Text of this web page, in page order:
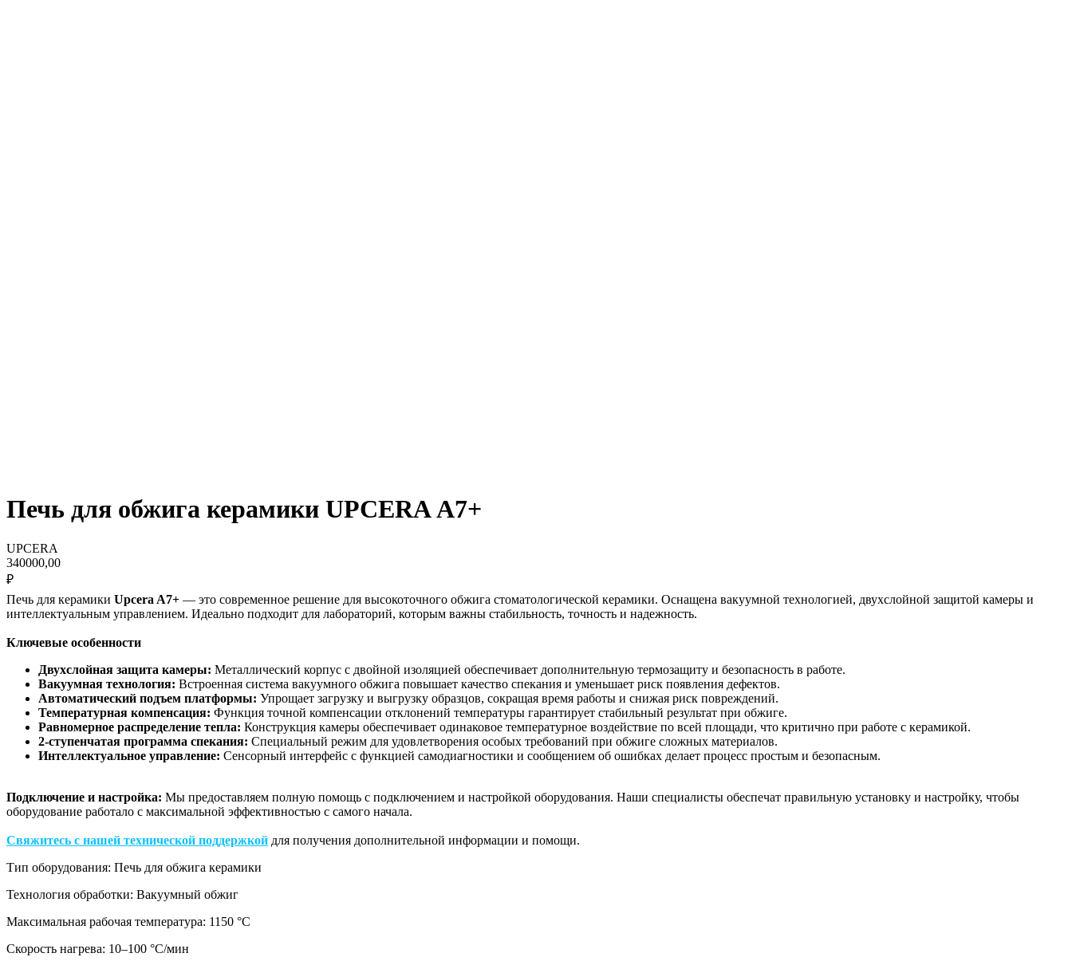
Печь для обжига керамики UPCERA А7+
UPCERA
340000,00
₽‎
Печь для керамики Upcera A7+ — это современное решение для высокоточного обжига стоматологической керамики. Оснащена вакуумной технологией, двухслойной защитой камеры и
интеллектуальным управлением. Идеально подходит для лабораторий, которым важны стабильность, точность и надежность.
Ключевые особенности
Двухслойная защита камеры: Металлический корпус с двойной изоляцией обеспечивает дополнительную термозащиту и безопасность в работе.
Вакуумная технология: Встроенная система вакуумного обжига повышает качество спекания и уменьшает риск появления дефектов.
Автоматический подъем платформы: Упрощает загрузку и выгрузку образцов, сокращая время работы и снижая риск повреждений.
Температурная компенсация: Функция точной компенсации отклонений температуры гарантирует стабильный результат при обжиге.
Равномерное распределение тепла: Конструкция камеры обеспечивает одинаковое температурное воздействие по всей площади, что критично при работе с керамикой.
2-ступенчатая программа спекания: Специальный режим для удовлетворения особых требований при обжиге сложных материалов.
Интеллектуальное управление: Сенсорный интерфейс с функцией самодиагностики и сообщением об ошибках делает процесс простым и безопасным.
Подключение и настройка: Мы предоставляем полную помощь с подключением и настройкой оборудования. Наши специалисты обеспечат правильную установку и настройку, чтобы
оборудование работало с максимальной эффективностью с самого начала.
Свяжитесь с нашей технической поддержкой для получения дополнительной информации и помощи.
Тип оборудования: Печь для обжига керамики
Технология обработки: Вакуумный обжиг
Максимальная рабочая температура: 1150 °C
Скорость нагрева: 10–100 °C/мин